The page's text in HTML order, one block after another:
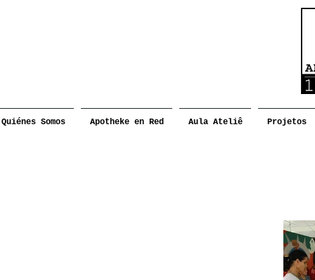
Quiénes Somos Apotheke en Red Aula Ateliê Projetos